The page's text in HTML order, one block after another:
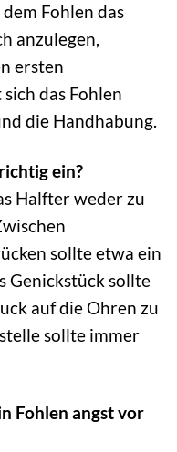
Fohlen das
anzulegen,
ersten
das Fohlen
die Handhabung.
ein?
Halfter weder zu
sollte etwa ein
Genickstück sollte
auf die Ohren zu
sollte immer
Fohlen angst vor